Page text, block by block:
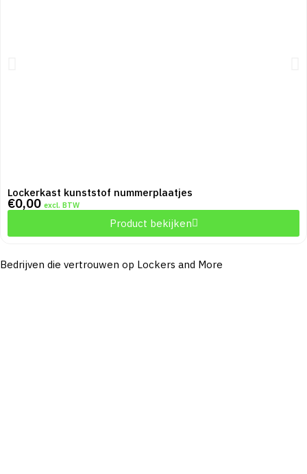
Lockerkast kunststof nummerplaatjes
€0,00 excl. BTW
Product bekijken
Bedrijven die vertrouwen op Lockers and More